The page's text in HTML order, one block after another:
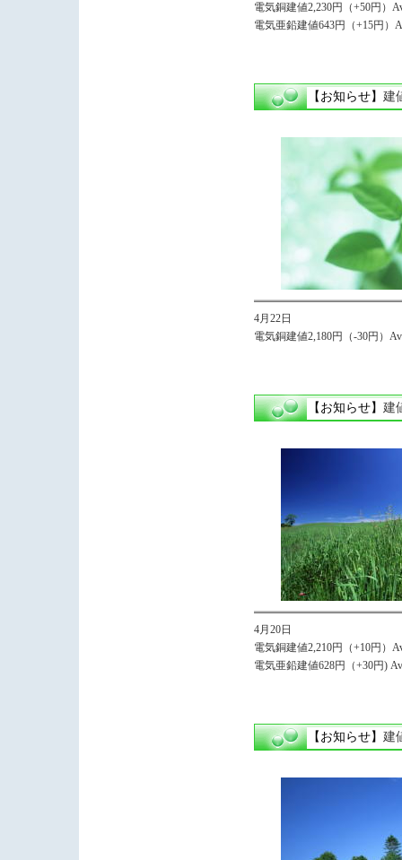
電気銅建値2,230円（+50円）
電気亜鉛建値643円（+15円）
【お知らせ】 建
4月22日
電気銅建値2,180円（-30円）
【お知らせ】 建
4月20日
電気銅建値2,210円（+10円）
電気亜鉛建値628円（+30円)
【お知らせ】 建